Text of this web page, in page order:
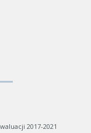
2017-2021